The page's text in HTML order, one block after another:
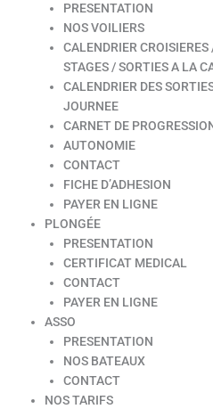
PRESENTATION
NOS VOILIERS
CALENDRIER
STAGES / SORTIES A LA
CALENDRIER DES
JOURNEE
CARNET DE
AUTONOMIE
CONTACT
FICHE D’ADHESION
PAYER EN LIGNE
PLONGÉE
PRESENTATION
CERTIFICAT MEDICAL
CONTACT
PAYER EN LIGNE
ASSO
PRESENTATION
NOS BATEAUX
CONTACT
NOS TARIFS